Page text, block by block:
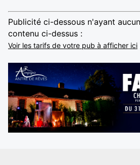
Publicité ci-dessous n'ayant
contenu ci-dessus :
Voir les tarifs de votre pub à afficher ici